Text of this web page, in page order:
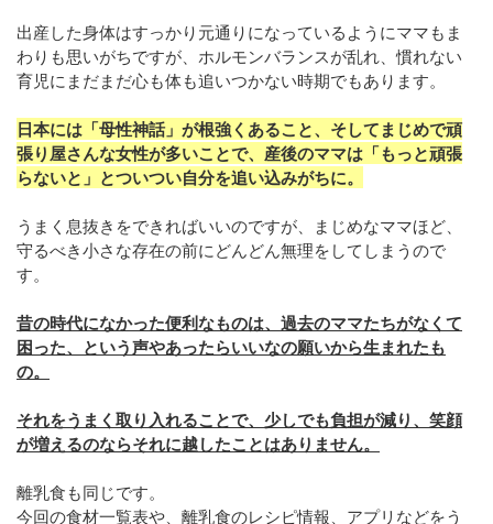
出産した身体はすっかり元通りになっているようにママもま
わりも思いがちですが、ホルモンバランスが乱れ、慣れない
育児にまだまだ心も体も追いつかない時期でもあります。
日本には「母性神話」が根強くあること、そしてまじめで頑
張り屋さんな女性が多いことで、産後のママは「もっと頑張
らないと」とついつい自分を追い込みがちに。
うまく息抜きをできればいいのですが、まじめなママほど、
守るべき小さな存在の前にどんどん無理をしてしまうので
す。
昔の時代になかった便利なものは、過去のママたちがなくて
困った、という声やあったらいいなの願いから生まれたも
の。
それをうまく取り入れることで、少しでも負担が減り、笑顔
が増えるのならそれに越したことはありません。
離乳食も同じです。
今回の食材一覧表や、離乳食のレシピ情報、アプリなどをう